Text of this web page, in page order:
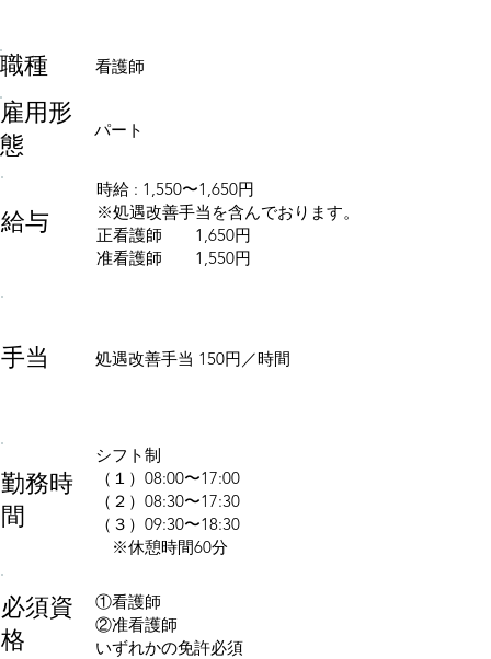
​職種 看護師
雇用形
態
パート
給与
時給 : 1,550〜1,650円
※処遇改善手当を含んでおります。
正看護師 1,650円
准看護師 1,550円
手当 処遇改善手当 150円／時間
勤務時
間
シフト制
（１）08:00〜17:00
（２）08:30〜17:30
（３）09:30〜18:30
※休憩時間60分
必須資
格
①看護師
②准看護師
いずれかの免許必須